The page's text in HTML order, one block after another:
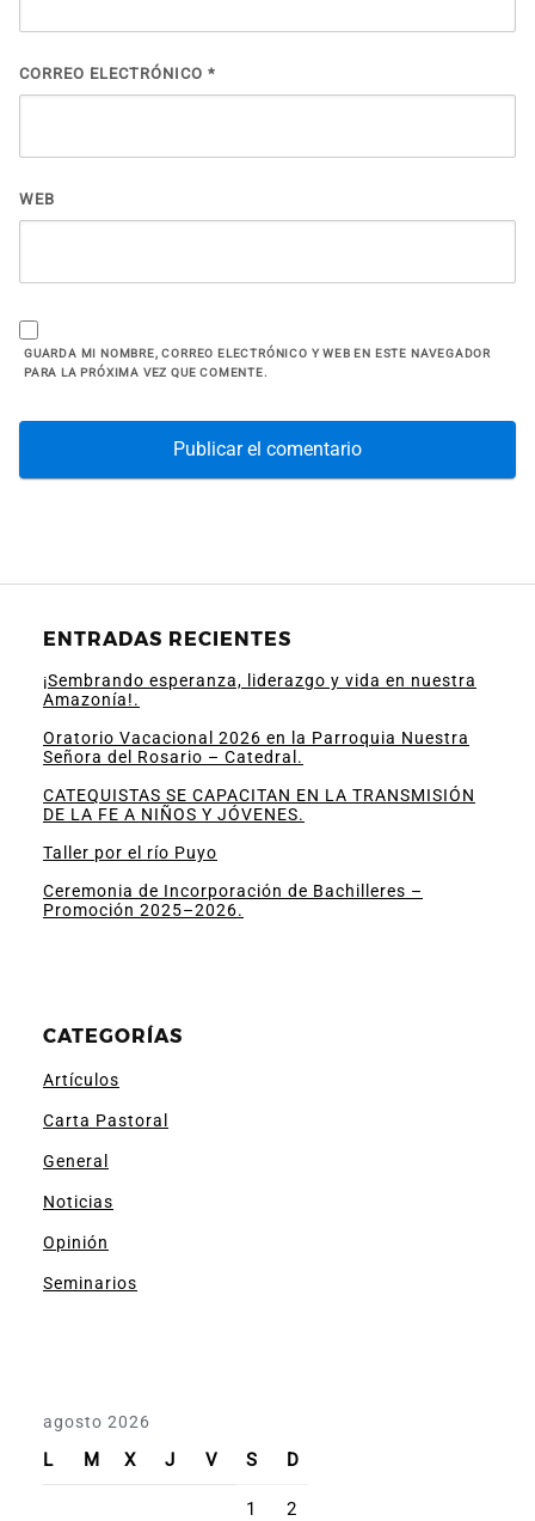
CORREO ELECTRÓNICO *
WEB
GUARDA MI NOMBRE, CORREO ELECTRÓNICO Y WEB EN ESTE NAVEGADOR
PARA LA PRÓXIMA VEZ QUE COMENTE.
ENTRADAS RECIENTES
¡Sembrando esperanza, liderazgo y vida en nuestra
Amazonía!.
Oratorio Vacacional 2026 en la Parroquia Nuestra
Señora del Rosario – Catedral.
CATEQUISTAS SE CAPACITAN EN LA TRANSMISIÓN
DE LA FE A NIÑOS Y JÓVENES.
Taller por el río Puyo
Ceremonia de Incorporación de Bachilleres –
Promoción 2025–2026.
CATEGORÍAS
Artículos
Carta Pastoral
General
Noticias
Opinión
Seminarios
agosto 2026
L M X J V S D
1 2